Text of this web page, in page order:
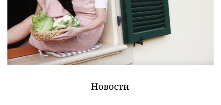
Новости